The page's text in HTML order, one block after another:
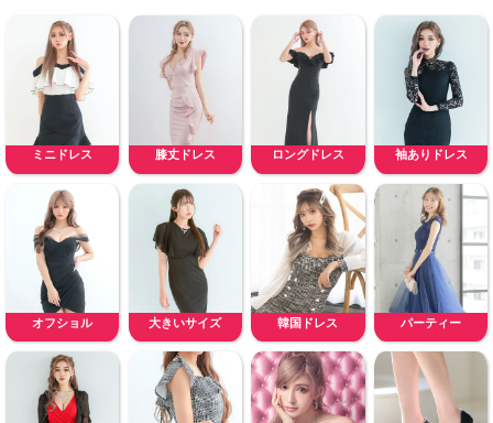
ミニドレス 膝丈ドレス ロングドレス 袖ありドレス
オフショル 大きいサイズ 韓国ドレス パーティー